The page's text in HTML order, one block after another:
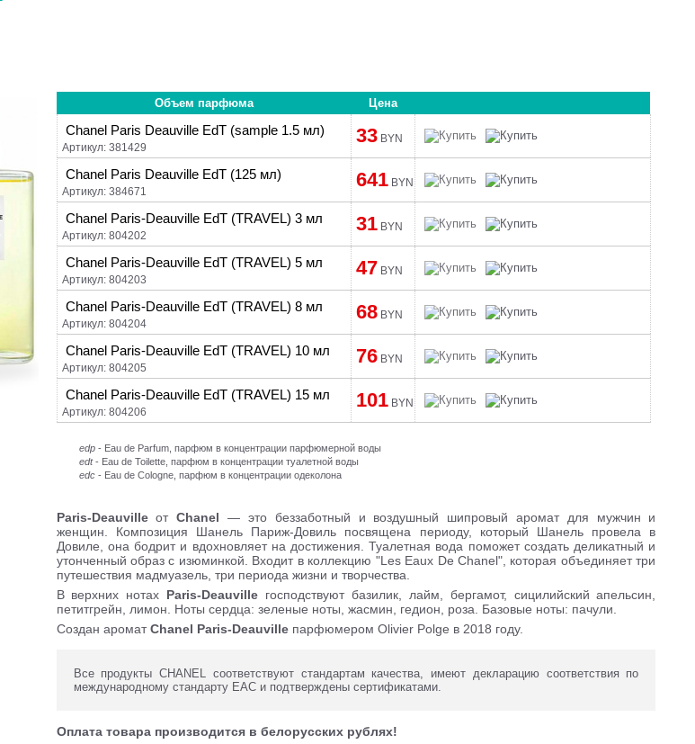
Объем парфюма Цена
Chanel Paris Deauville EdT (sample 1.5 мл)
Артикул: 381429
33 BYN
Chanel Paris Deauville EdT (125 мл)
Артикул: 384671
641 BYN
Chanel Paris-Deauville EdT (TRAVEL) 3 мл
Артикул: 804202
31 BYN
Chanel Paris-Deauville EdT (TRAVEL) 5 мл
Артикул: 804203
47 BYN
Chanel Paris-Deauville EdT (TRAVEL) 8 мл
Артикул: 804204
68 BYN
Chanel Paris-Deauville EdT (TRAVEL) 10 мл
Артикул: 804205
76 BYN
Chanel Paris-Deauville EdT (TRAVEL) 15 мл
Артикул: 804206
101 BYN
edp- Eau de Parfum, парфюм в концентрации парфюмерной воды
edt- Eau de Toilette, парфюм в концентрации туалетной воды
edc- Eau de Cologne, парфюм в концентрации одеколона
Paris-DeauvilleотChanel — это беззаботный и воздушный шипровый аромат для мужчин и
женщин. Композиция Шанель Париж-Довиль посвящена периоду, который Шанель провела в
Довиле, она бодрит и вдохновляет на достижения. Туалетная вода поможет создать деликатный и
утонченный образ с изюминкой. Входит в коллекцию "Les Eaux De Chanel", которая объединяет три
путешествия мадмуазель, три периода жизни и творчества.
В верхних нотах Paris-Deauville господствуют базилик, лайм, бергамот, сицилийский апельсин,
петитгрейн, лимон. Ноты сердца: зеленые ноты, жасмин, гедион, роза. Базовые ноты: пачули.
Создан ароматChanel Paris-Deauvilleпарфюмером Olivier Polge в 2018 году.
Все продукты CHANEL соответствуют стандартам качества, имеют декларацию соответствия по
международному стандарту ЕАС и подтверждены сертификатами.
Оплата товара производится в белорусских рублях!